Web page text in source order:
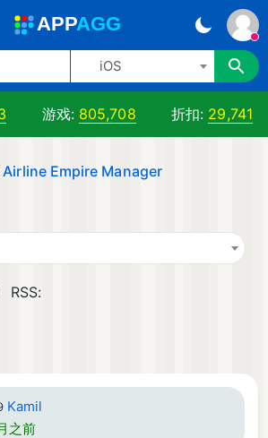
APPAGG
iOS
游戏: 805,708 折扣: 29,741
Airline Empire Manager
RSS:
Kamil
之前